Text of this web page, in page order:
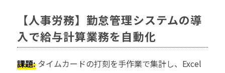
【人事労務】勤怠管理システムの導
入で給与計算業務を自動化
課題:タイムカードの打刻を手作業で集計し、Excel